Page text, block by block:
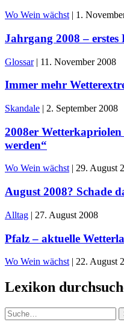
Wo Wein wächst | 1.
Jahrgang 2008 – erstes
Glossar | 11. November 2008
Immer mehr
Skandale | 2. September 2008
2008er
werden“
Wo Wein wächst | 29. August
August 2008? Schade
Alltag | 27. August 2008
Pfalz – aktuelle
Wo Wein wächst | 22. August
Lexikon
Suche